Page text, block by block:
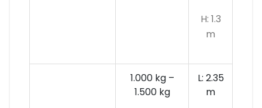
H: 1.3
m
1.000 kg –
1.500 kg
L: 2.35
m